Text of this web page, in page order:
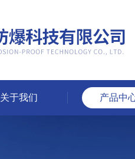
关于我们 产品中